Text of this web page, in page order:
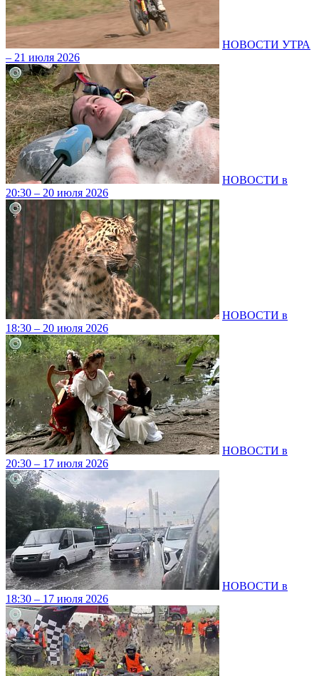
НОВОСТИ УТРА
– 21 июля 2026
НОВОСТИ в
20:30 – 20 июля 2026
НОВОСТИ в
18:30 – 20 июля 2026
НОВОСТИ в
20:30 – 17 июля 2026
НОВОСТИ в
18:30 – 17 июля 2026